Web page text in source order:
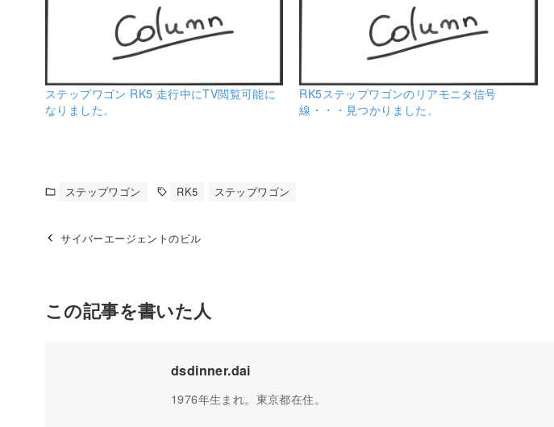
ステップワゴン RK5 走行中にTV閲覧可能に
なりました。
RK5ステップワゴンのリアモニタ信号
線・・・見つかりました。
ステップワゴン RK5 ステップワゴン
サイバーエージェントのビル
この記事を書いた人
dsdinner.dai
1976年生まれ。東京都在住。